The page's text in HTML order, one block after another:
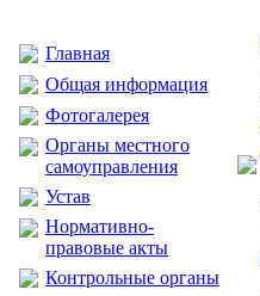
Главная
Общая информация
Фотогалерея
Органы местного
самоуправления
Устав
Нормативно-
правовые акты
Контрольные органы